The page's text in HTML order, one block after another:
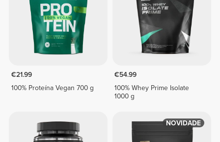
€21.99
100% Proteína Vegan 700 g
€54.99
100% Whey Prime Isolate
1000 g
NOVIDADE